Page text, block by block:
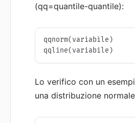
(qq=quantile-quantile):
qqnorm(variabile)
Lo verifico con un
una distribuzione